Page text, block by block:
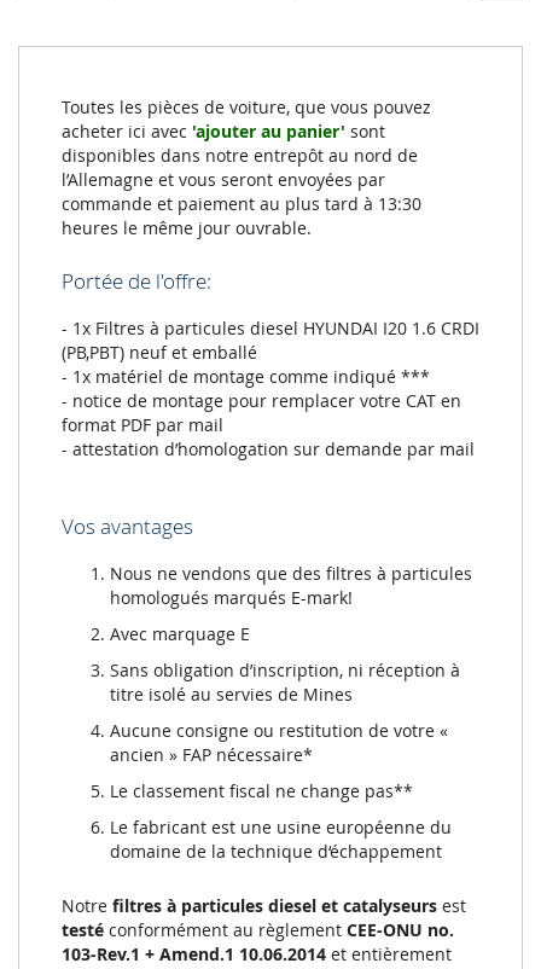
Toutes les pièces de voiture, que vous pouvez
acheter ici avec 'ajouter au panier' sont
disponibles dans notre entrepôt au nord de
l’Allemagne et vous seront envoyées par
commande et paiement au plus tard à 13:30
heures le même jour ouvrable.
Portée de l'offre:
- 1x Filtres à particules diesel HYUNDAI I20 1.6 CRDI
(PB,PBT) neuf et emballé
- 1x matériel de montage comme indiqué ***
- notice de montage pour remplacer votre CAT en
format PDF par mail
- attestation d’homologation sur demande par mail
Vos avantages
Nous ne vendons que des filtres à particules
homologués marqués E-mark!
Avec marquage E
Sans obligation d’inscription, ni réception à
titre isolé au servies de Mines
Aucune consigne ou restitution de votre «
ancien » FAP nécessaire*
Le classement fiscal ne change pas**
Le fabricant est une usine européenne du
domaine de la technique d‘échappement
Notre filtres à particules diesel et catalyseurs est
testé conformément au règlement CEE-ONU no.
103-Rev.1 + Amend.1 10.06.2014 et entièrement